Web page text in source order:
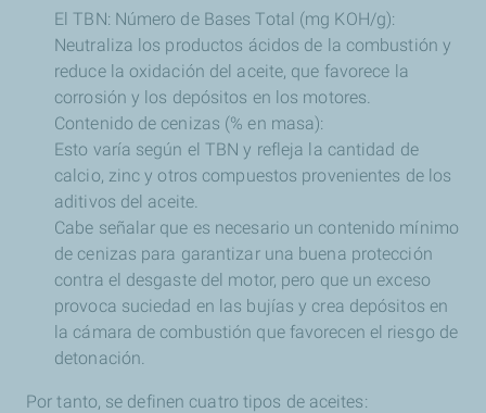
El TBN: Número de Bases Total (mg KOH/g):
Neutraliza los productos ácidos de la combustión y
reduce la oxidación del aceite, que favorece la
corrosión y los depósitos en los motores.
Contenido de cenizas (% en masa):
Esto varía según el TBN y refleja la cantidad de
calcio, zinc y otros compuestos provenientes de los
aditivos del aceite.
Cabe señalar que es necesario un contenido mínimo
de cenizas para garantizar una buena protección
contra el desgaste del motor, pero que un exceso
provoca suciedad en las bujías y crea depósitos en
la cámara de combustión que favorecen el riesgo de
detonación.
Por tanto, se definen cuatro tipos de aceites: